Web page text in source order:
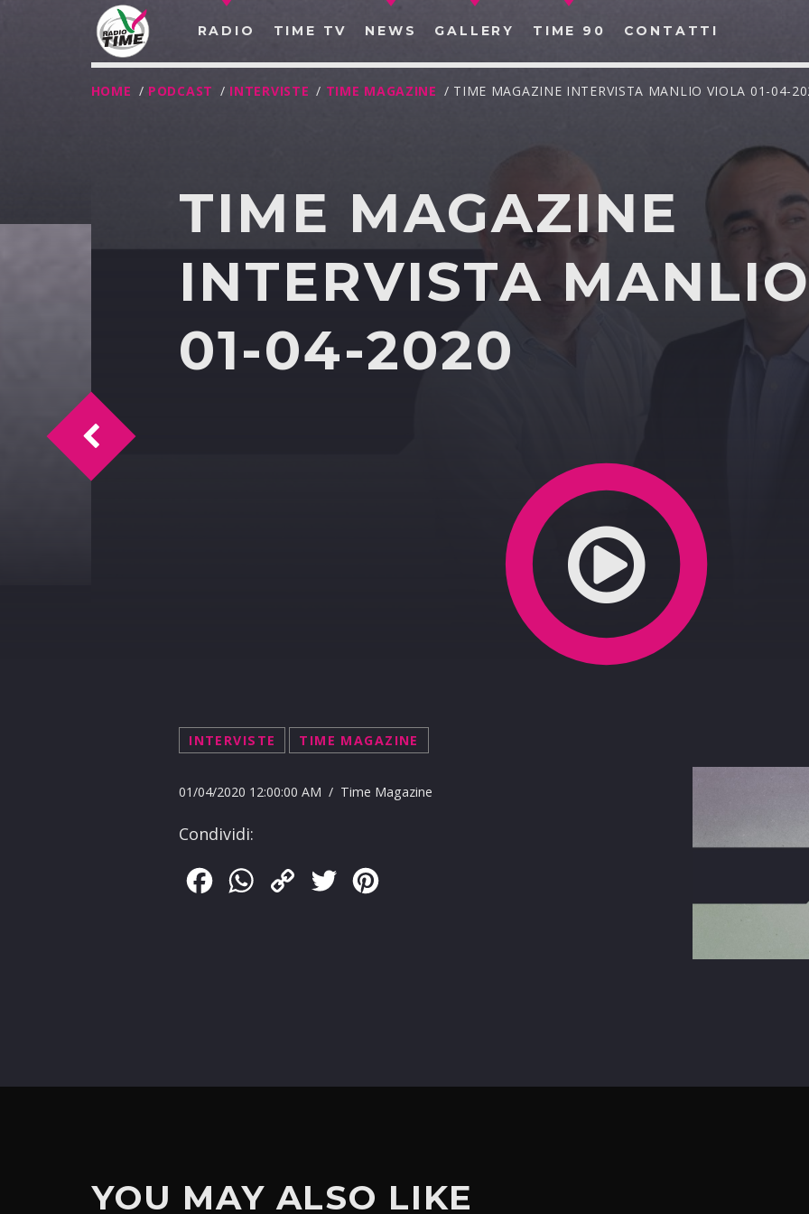
RADIO TIME TV NEWS GALLERY TIME 90 CONTATTI
CERCA NEL SITO WEB:
HOME / PODCAST / INTERVISTE / TIME MAGAZINE / TIME MAGAZINE INTERVISTA MANLIO VIOLA 01-04-
TIME MAGAZINE
INTERVISTA
01-04-2020
INTERVISTE TIME MAGAZINE
01/04/2020 12:00:00 AM / Time Magazine
Condividi:
FacebookWhatsApp
Copy
Twitter
Time Magazine intervista Manlio Viola 20-04-2020
YOU MAY ALSO LIKE